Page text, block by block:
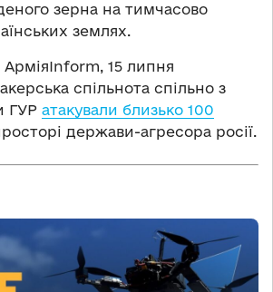
зерна на тимчасово
землях.
АрміяInform, 15 липня
спільнота спільно з
ГУР атакували близько 100
держави-агресора росії.